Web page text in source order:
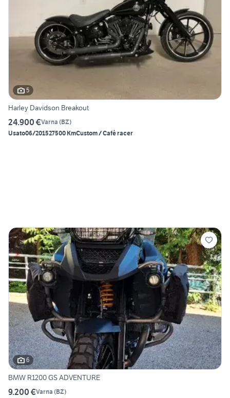
5
Harley Davidson Breakout
24.900 €Varna (BZ)
Usato06/201527500 KmCustom / Café racer
6
BMW R1200 GS ADVENTURE
9.200 €Varna (BZ)